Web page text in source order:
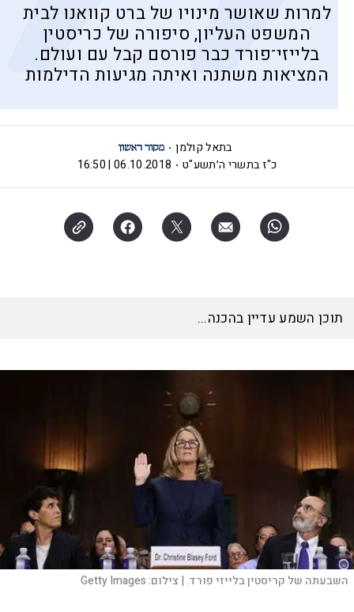
למרות שאושר מינויו של ברט קוואנו לבית
המשפט העליון, סיפורה של כריסטין
בלייזי־פורד כבר פורסם קבל עם ועולם.
המציאות משתנה ואיתה מגיעות הדילמות
בתאל קולמן
כ"ז בתשרי ה׳תשע"ט
06.10.2018 | 16:50
תוכן השמע עדיין בהכנה...
השבעתה של קריסטין בלייזי פורד. | צילום:Getty Images